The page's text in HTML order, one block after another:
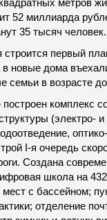
метров
52 миллиарда
35 тысяч человек.
первый
в новые дома
в возрасте до
комплекс
(электро- и
I-я очередь
Создана
школа на
с бассейном;
отделение